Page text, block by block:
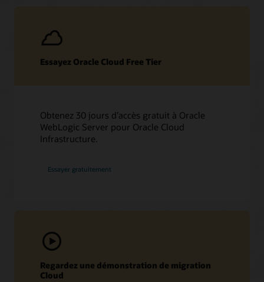
Essayez Oracle Cloud Free Tier
Obtenez 30 jours d’accès gratuit à Oracle
WebLogic Server pour Oracle Cloud
Infrastructure.
Essayer gratuitement
Regardez une démonstration de migration
Cloud